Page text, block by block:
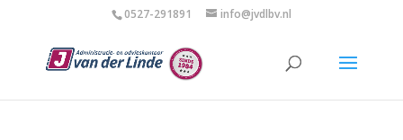
0527-291891 info@jvdlbv.nl